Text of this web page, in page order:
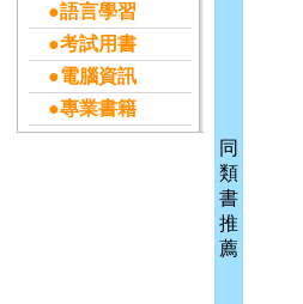
●語言學習
●考試用書
●電腦資訊
●專業書籍
同
類
書
推
薦